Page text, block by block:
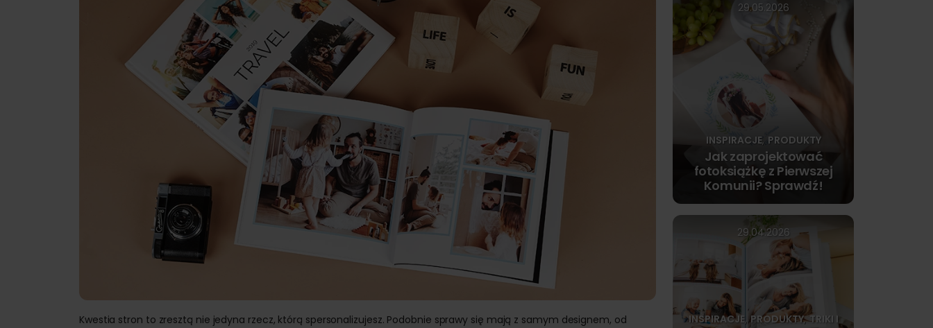
Kwestia stron to zresztą nie jedyna rzecz, którą spersonalizujesz. Podobnie sprawy się mają z samym designem, od
29.05.2026
INSPIRACJE, PRODUKTY
Jak zaprojektować
fotoksiążkę z Pierwszej
Komunii? Sprawdź!
29.04.2026
INSPIRACJE ,PRODUKTY,TRIKI I